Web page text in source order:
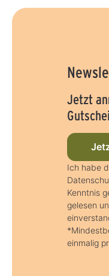
Jetzt
Ich habe
Kenntnis
gelesen
einmalig